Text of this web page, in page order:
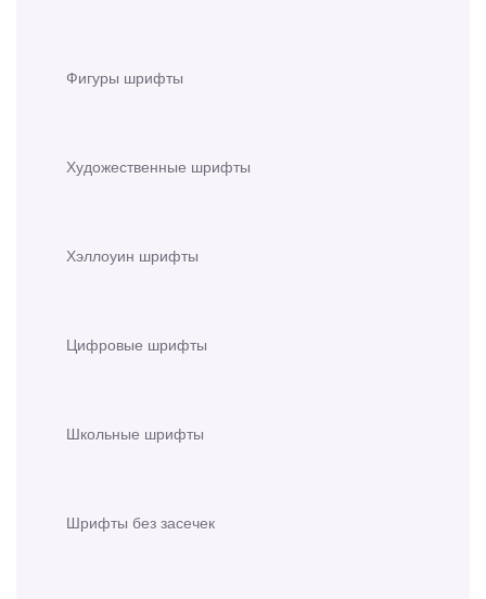
Фигуры шрифты
Художественные шрифты
Хэллоуин шрифты
Цифровые шрифты
Школьные шрифты
Шрифты без засечек